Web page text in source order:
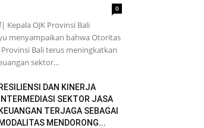
0
Kepala OJK Provinsi Bali
menyampaikan bahwa Otoritas
Provinsi Bali terus meningkatkan
sektor...
RESILIENSI DAN KINERJA
INTERMEDIASI SEKTOR JASA
KEUANGAN TERJAGA SEBAGAI
MODALITAS MENDORONG...